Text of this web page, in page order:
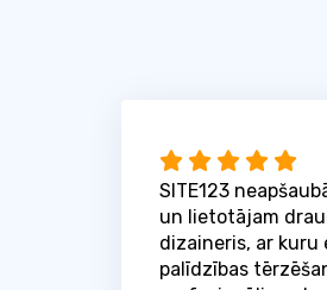
SITE123
un lietotājam
dizaineris, ar kuru
palīdzības